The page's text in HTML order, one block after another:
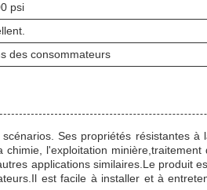
psi
des consommateurs
Ses propriétés résistantes
l'exploitation
applications similaires.Le produit
est facile à installer et à